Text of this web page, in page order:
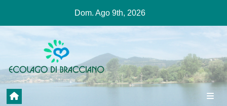
contenuto
Dom. Ago 9th, 2026